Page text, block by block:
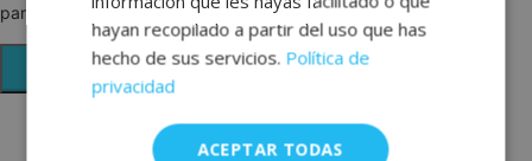
para la próxima vez que comente.
hayan recopilado a partir del uso que has
hecho de sus servicios. Política de
privacidad
ACEPTAR TODAS